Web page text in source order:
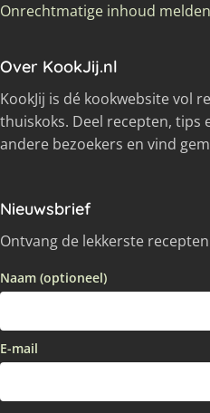
Onrechtmatige inhoud melden
Over KookJij.nl
KookJij is dé kookwebsite vol
thuiskoks. Deel recepten, tips
andere bezoekers en vind
Nieuwsbrief
Ontvang de lekkerste
Naam (optioneel)
E-mail